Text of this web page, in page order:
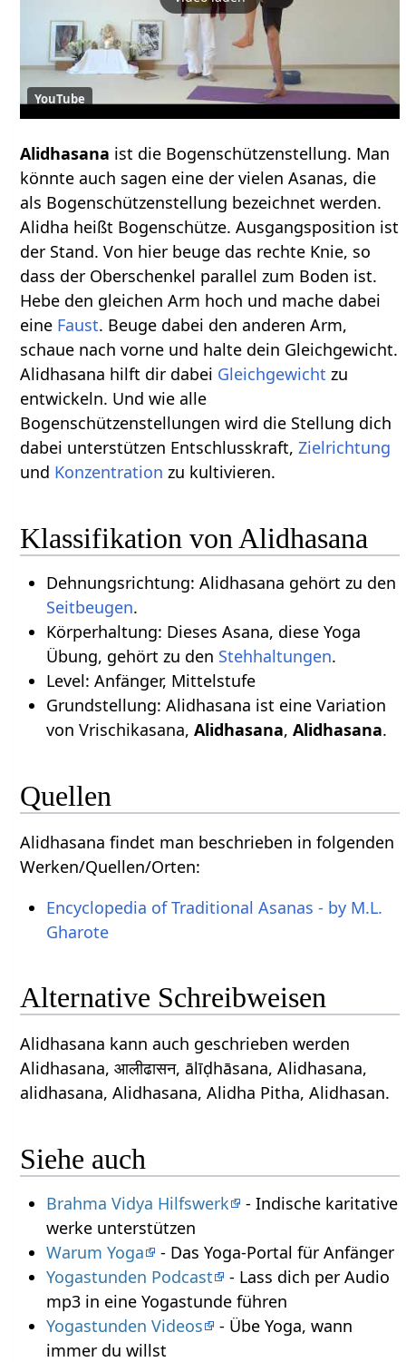
YouTube
Alidhasana ist die Bogenschützenstellung. Man
könnte auch sagen eine der vielen Asanas, die
als Bogenschützenstellung bezeichnet werden.
Alidha heißt Bogenschütze. Ausgangsposition ist
der Stand. Von hier beuge das rechte Knie, so
dass der Oberschenkel parallel zum Boden ist.
Hebe den gleichen Arm hoch und mache dabei
eine Faust. Beuge dabei den anderen Arm,
schaue nach vorne und halte dein Gleichgewicht.
Alidhasana hilft dir dabei Gleichgewicht zu
entwickeln. Und wie alle
Bogenschützenstellungen wird die Stellung dich
dabei unterstützen Entschlusskraft,Zielrichtung
und Konzentration zu kultivieren.
Klassifikation von Alidhasana
Dehnungsrichtung: Alidhasana gehört zu den
Seitbeugen.
Körperhaltung: Dieses Asana, diese Yoga
Übung, gehört zu den Stehhaltungen.
Level: Anfänger, Mittelstufe
Grundstellung: Alidhasana ist eine Variation
von Vrischikasana, Alidhasana, Alidhasana.
Quellen
Alidhasana findet man beschrieben in folgenden
Werken/Quellen/Orten:
Encyclopedia of Traditional Asanas - by M.L.
Gharote
Alternative Schreibweisen
Alidhasana kann auch geschrieben werden
Alidhasana, आलीढासन, ālīḍhāsana, Alidhasana,
alidhasana, Alidhasana, Alidha Pitha, Alidhasan.
Siehe auch
Brahma Vidya Hilfswerk
- Indische karitative
werke unterstützen
Warum Yoga
- Das Yoga-Portal für Anfänger
Yogastunden Podcast
- Lass dich per Audio
mp3 in eine Yogastunde führen
Yogastunden Videos
- Übe Yoga, wann
immer du willst